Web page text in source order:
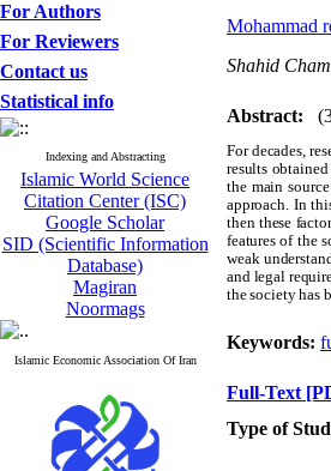
For Authors
For Reviewers
Contact us
Statistical info
Indexing and Abstracting
Islamic World Science
Citation Center (ISC)
Google Scholar
SID (Scientific Information
Database)
Magiran
Noormags
Islamic Economic Association Of Iran
Mohammad
Shahid
Abstract:
For decades,
results
the main
approach. In
then these
features of the
weak
and legal
the society has
Keywords:
Full-Text
Type of